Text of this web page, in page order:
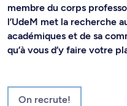
membre du corps
l’UdeM met la recherche
académiques et de sa
qu’à vous d’y faire votre
On recrute!